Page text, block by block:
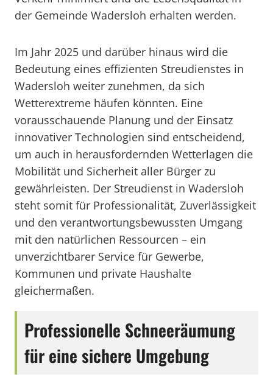
der Gemeinde Wadersloh erhalten werden.
Im Jahr 2025 und darüber hinaus wird die
Bedeutung eines effizienten Streudienstes in
Wadersloh weiter zunehmen, da sich
Wetterextreme häufen könnten. Eine
vorausschauende Planung und der Einsatz
innovativer Technologien sind entscheidend,
um auch in herausfordernden Wetterlagen die
Mobilität und Sicherheit aller Bürger zu
gewährleisten. Der Streudienst in Wadersloh
steht somit für Professionalität, Zuverlässigkeit
und den verantwortungsbewussten Umgang
mit den natürlichen Ressourcen – ein
unverzichtbarer Service für Gewerbe,
Kommunen und private Haushalte
gleichermaßen.
Professionelle Schneeräumung
für eine sichere Umgebung